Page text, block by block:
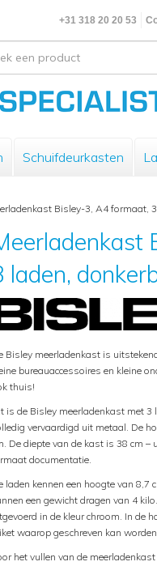
+31 318 20 20 53
Schuifdeurkasten
Bisley-3, A4 formaat,
laden,
Bisley meerladenkast is
bureauaccessoires en kleine
thuis!
is de Bisley meerladenkast met
vervaardigd uit metaal. De
De diepte van de kast is 38 cm
documentatie.
laden kennen een hoogte van
een gewicht dragen van 4
in de kleur chroom. In de
waarop geschreven kan
het vullen van de